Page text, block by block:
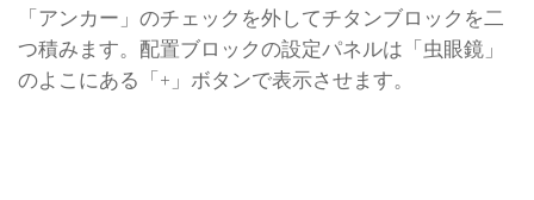
「アンカー」のチェックを外してチタンブロックを二
つ積みます。配置ブロックの設定パネルは「虫眼鏡」
のよこにある「+」ボタンで表示させます。